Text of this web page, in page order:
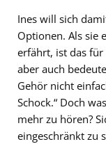
Ines will sich
Optionen. Als sie
erfährt, ist das
aber auch
Gehör nicht
Schock.“ Doch
mehr zu hören?
eingeschränkt zu